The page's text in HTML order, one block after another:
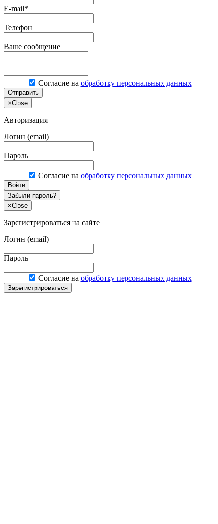
E-mail*
Телефон
Ваше сообщение
Согласие на обработку персональных данных
Отправить
×Close
Авторизация
Логин (email)
Пароль
Согласие на обработку персональных данных
Войти
Забыли пароль?
×Close
Зарегистрироваться на сайте
Логин (email)
Пароль
Согласие на обработку персональных данных
Зарегистрироваться